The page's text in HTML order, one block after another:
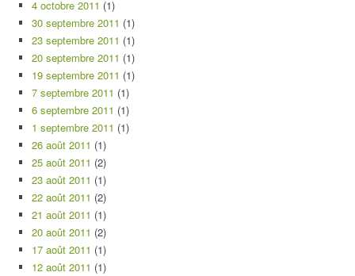
4 octobre 2011 (1)
30 septembre 2011 (1)
23 septembre 2011 (1)
20 septembre 2011 (1)
19 septembre 2011 (1)
7 septembre 2011 (1)
6 septembre 2011 (1)
1 septembre 2011 (1)
26 août 2011 (1)
25 août 2011 (2)
23 août 2011 (1)
22 août 2011 (2)
21 août 2011 (1)
20 août 2011 (2)
17 août 2011 (1)
12 août 2011 (1)